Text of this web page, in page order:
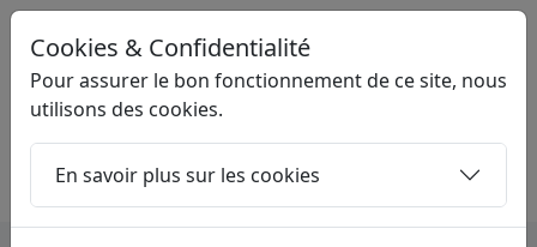
LINKPLEK.BE
Home Sous-pages Articles Contact
Cookies & Confidentialité
Pour assurer le bon fonctionnement de ce site, nous
utilisons des cookies.
En savoir plus sur les cookies